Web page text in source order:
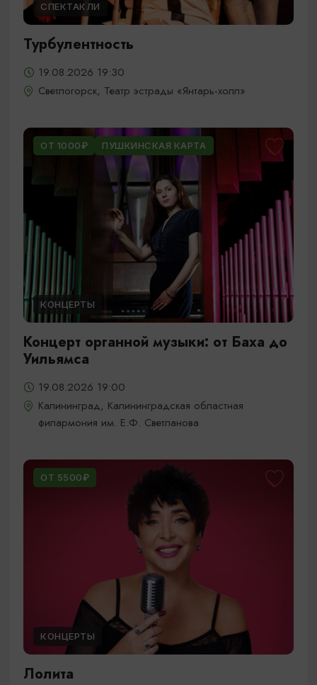
СПЕКТАКЛИ
Турбулентность
19.08.2026 19:30
Светлогорск, Театр эстрады «Янтарь-холл»
ОТ 1000₽ ПУШКИНСКАЯ КАРТА
КОНЦЕРТЫ
Концерт органной музыки: от Баха до
Уильямса
19.08.2026 19:00
Калининград, Калининградская областная
филармония им. Е.Ф. Светланова
ОТ 5500₽
КОНЦЕРТЫ
Лолита